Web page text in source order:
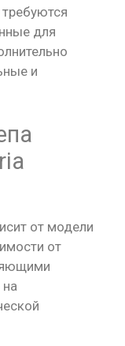
для
и
от модели
от